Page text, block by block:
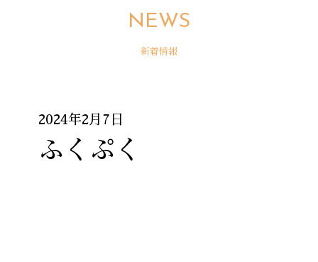
NEWS
新着情報
2024年2月7日
ふくぷく